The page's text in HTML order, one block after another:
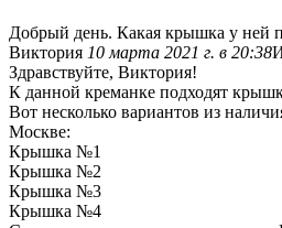
Добрый день. Какая крышка у ней
Виктория 10 марта 2021 г. в 20:38
Здравствуйте, Виктория!
К данной креманке подходят
Вот несколько вариантов из
Москве:
Крышка №1
Крышка №2
Крышка №3
Крышка №4